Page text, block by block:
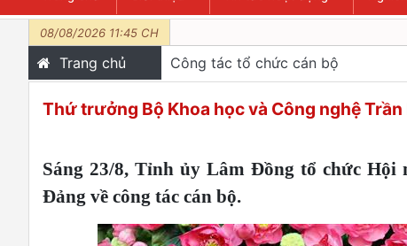
08/08/2026 11:45 CH
Trang chủ Công tác tổ chức cán bộ
Thứ trưởng Bộ Khoa học và Công nghệ
Sáng 23/8, Tỉnh ủy Lâm Đồng tổ chức
Đảng về công tác cán bộ.